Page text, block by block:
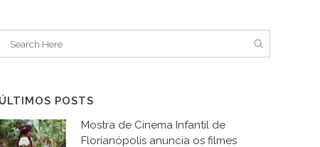
ÚLTIMOS POSTS
Mostra de Cinema Infantil de
Florianópolis anuncia os filmes